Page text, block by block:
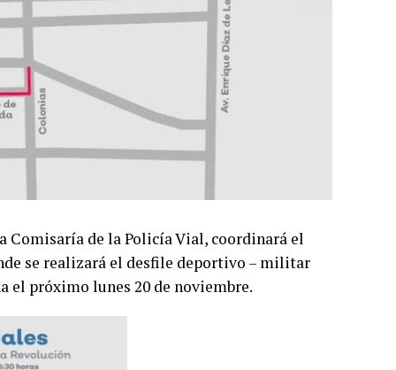
Comisaría de la Policía Vial, coordinará el
se realizará el desfile deportivo – militar
el próximo lunes 20 de noviembre.